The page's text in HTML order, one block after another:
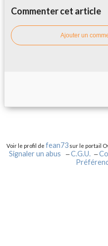
Commenter cet article
Ajouter un
Voir le profil defean73 sur le portail
Signaler un abus
C.G.U.